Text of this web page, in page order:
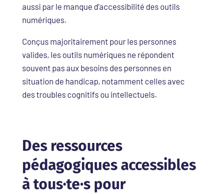
aussi par le manque d’accessibilité des outils
numériques.
Conçus majoritairement pour les personnes
valides, les outils numériques ne répondent
souvent pas aux besoins des personnes en
situation de handicap, notamment celles avec
des troubles cognitifs ou intellectuels.
Des ressources
pédagogiques accessibles
à tous·te·s pour